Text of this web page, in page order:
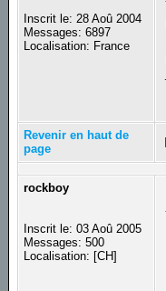
Inscrit le: 28 Aoû 2004
Messages: 6897
Localisation: France
Revenir en haut de
page
rockboy
Inscrit le: 03 Aoû 2005
Messages: 500
Localisation: [CH]